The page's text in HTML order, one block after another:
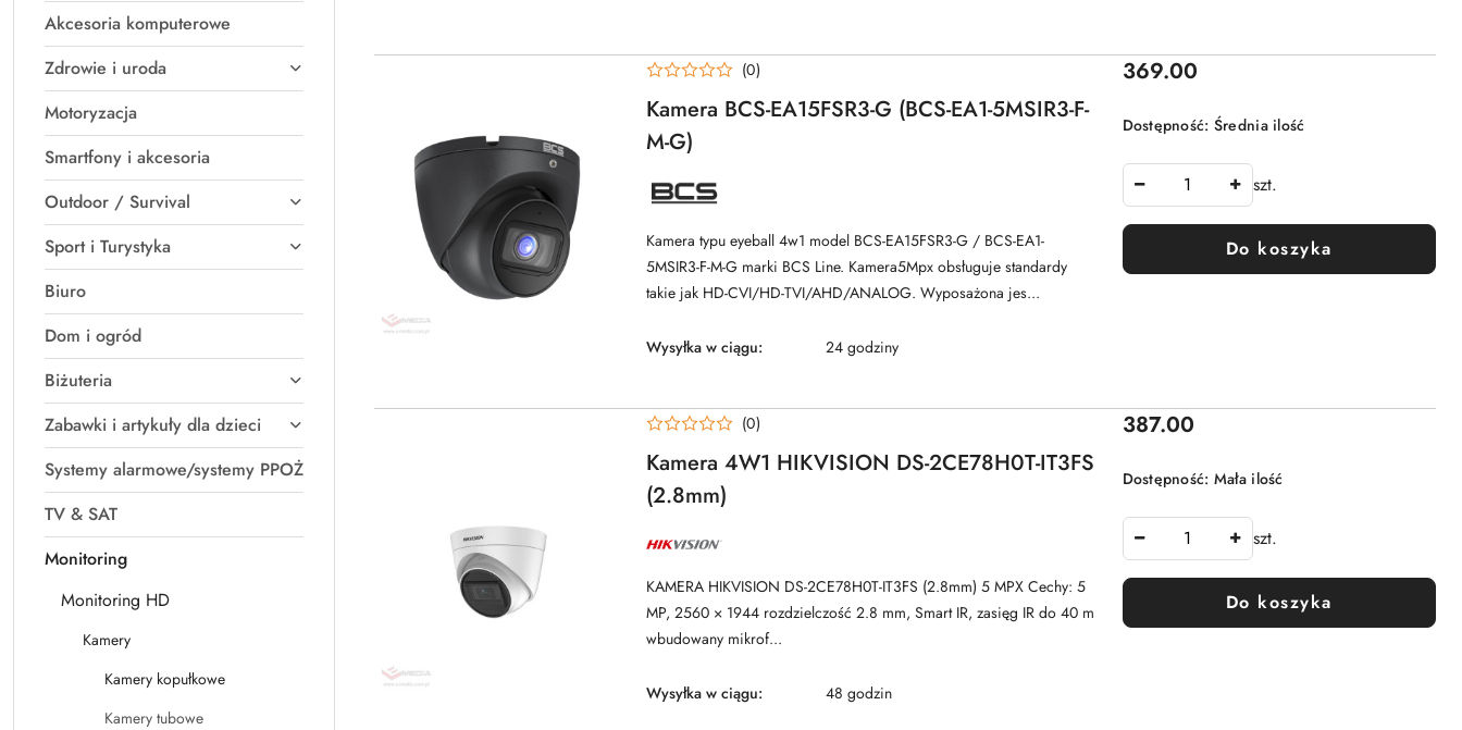
Akcesoria komputerowe
Zdrowie i uroda
Motoryzacja
Smartfony i akcesoria
Outdoor / Survival
Sport i Turystyka
Biuro
Dom i ogród
Biżuteria
Zabawki i artykuły dla dzieci
Systemy alarmowe/systemy PPOŻ
TV & SAT
Monitoring
Monitoring HD
Kamery
Kamery kopułkowe
Kamery tubowe
Kamera BCS-EA15FSR3-G (BCS-EA1-5MSIR3-F-
M-G)
(0)
NAZWA
PRODUCENTA:
Kamera typu eyeball 4w1 model BCS-EA15FSR3-G / BCS-EA1-
5MSIR3-F-M-G marki BCS Line. Kamera5Mpx obsługuje standardy
takie jak HD-CVI/HD-TVI/AHD/ANALOG. Wyposażona jes...
Wysyłka w ciągu: 24 godziny
Cena:
369.00
Dostępność: Średnia ilość
szt.
Do koszyka
Kamera 4W1 HIKVISION DS-2CE78H0T-IT3FS
(2.8mm)
(0)
NAZWA
PRODUCENTA:
KAMERA HIKVISION DS-2CE78H0T-IT3FS (2.8mm) 5 MPX Cechy: 5
MP, 2560 × 1944 rozdzielczość 2.8 mm, Smart IR, zasięg IR do 40 m
wbudowany mikrof...
Wysyłka w ciągu: 48 godzin
Cena:
387.00
Dostępność: Mała ilość
szt.
Do koszyka